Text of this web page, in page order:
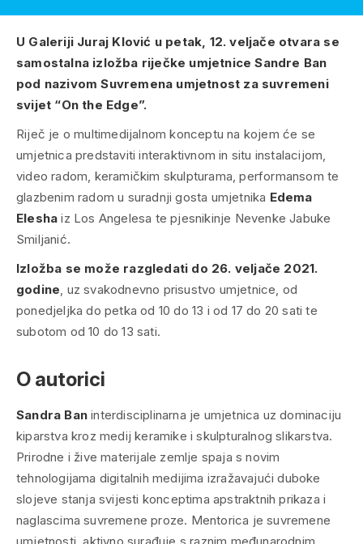
U Galeriji Juraj Klović u petak, 12. veljače otvara se
samostalna izložba riječke umjetnice Sandre Ban
pod nazivom Suvremena umjetnost za suvremeni
svijet “On the Edge”.
Riječ je o multimedijalnom konceptu na kojem će se
umjetnica predstaviti interaktivnom in situ instalacijom,
video radom, keramičkim skulpturama, performansom te
glazbenim radom u suradnji gosta umjetnika Edema
Elesha iz Los Angelesa te pjesnikinje Nevenke Jabuke
Smiljanić.
Izložba se može razgledati do 26. veljače 2021.
godine, uz svakodnevno prisustvo umjetnice, od
ponedjeljka do petka od 10 do 13 i od 17 do 20 sati te
subotom od 10 do 13 sati.
O autorici
Sandra Ban interdisciplinarna je umjetnica uz dominaciju
kiparstva kroz medij keramike i skulpturalnog slikarstva.
Prirodne i žive materijale zemlje spaja s novim
tehnologijama digitalnih medijima izražavajući duboke
slojeve stanja svijesti konceptima apstraktnih prikaza i
naglascima suvremene proze. Mentorica je suvremene